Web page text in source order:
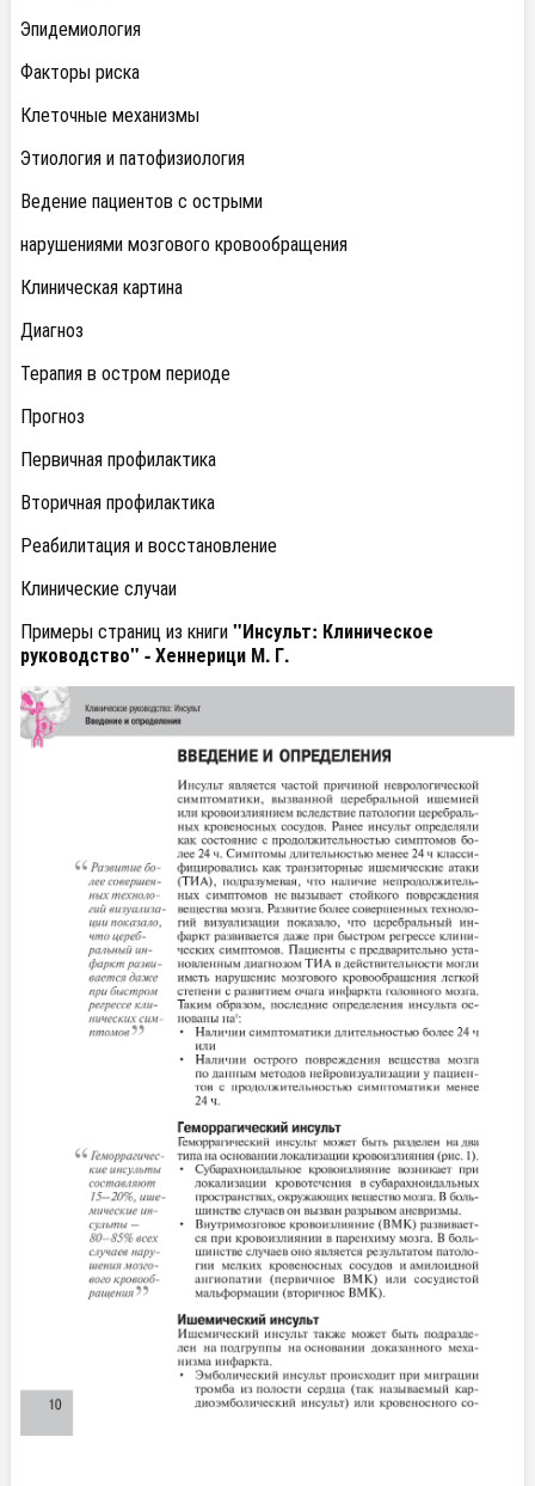
Эпидемиология
Факторы риска
Клеточные механизмы
Этиология и патофизиология
Ведение пациентов с острыми
нарушениями мозгового кровообращения
Клиническая картина
Диагноз
Терапия в остром периоде
Прогноз
Первичная профилактика
Вторичная профилактика
Реабилитация и восстановление
Клинические случаи
Примеры страниц из книги"Инсульт: Клиническое
руководство" - Хеннерици М. Г.